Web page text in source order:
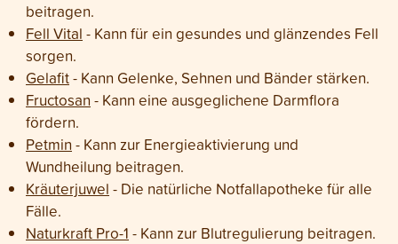
beitragen.
Fell Vital - Kann für ein gesundes und glänzendes Fell
sorgen.
Gelafit- Kann Gelenke, Sehnen und Bänder stärken.
Fructosan - Kann eine ausgeglichene Darmflora
fördern.
Petmin - Kann zur Energieaktivierung und
Wundheilung beitragen.
Kräuterjuwel - Die natürliche Notfallapotheke für alle
Fälle.
Naturkraft Pro-1 - Kann zur Blutregulierung beitragen.